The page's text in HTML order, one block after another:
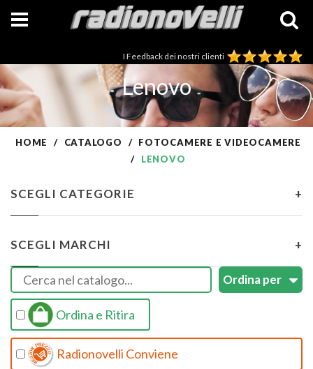
I Feedback dei nostri clienti
Lenovo
HOME CATALOGO
FOTOCAMERE E VIDEOCAMERE
LENOVO
SCEGLI CATEGORIE +
SCEGLI MARCHI +
Ordina e Ritira
Radionovelli Conviene